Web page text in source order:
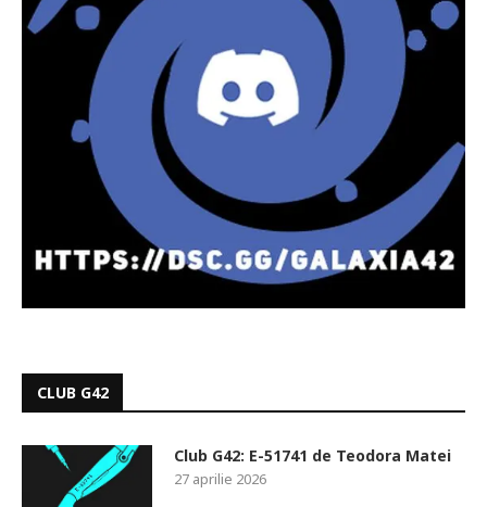
CLUB G42
Club G42: E-51741 de Teodora Matei
27 aprilie 2026